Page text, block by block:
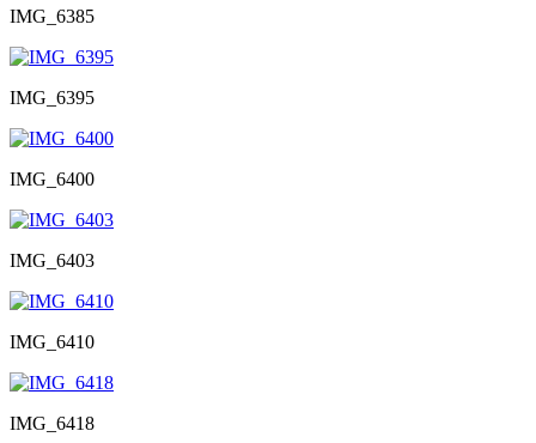
IMG_6385
IMG_6395
IMG_6400
IMG_6403
IMG_6410
IMG_6418